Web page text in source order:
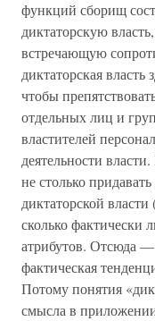
функций сборищ
диктаторскую
встречающую
диктаторская власть
чтобы
отдельных лиц и
властителей
деятельности
не столько
диктаторской
сколько фактически
атрибутов. Отсюда —
фактическая
Потому понятия
смысла в